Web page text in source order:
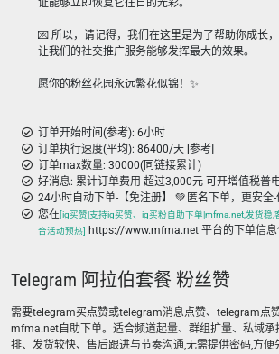
证能够立即恢复它往日的光彩。
💌 所以，请记得，我们在这里是为了帮助你成长
让我们的社交推广服务能够发挥最大的效果。
愿你的粉丝花园永远繁花似锦！✨
订单开始时间(参考): 6小时
订单执行速度(平均): 86400/天 [参考]
订单max数量: 30000(同链接累计)
好消息: 累计订单费用 超过3,000元 可开增值税普
24小时自动下单-【免注册】 💚 匿名下单，更安全-
您在[ig买赞|支持ig买赞、ig买粉自助下单|mfma.net,发货稳,
合活动预热]
https://www.mfma.net 平台的下单信息
Telegram 阿拉伯套餐 粉丝赞
需要telegram买点赞或telegram消息点赞、telegram点
mfma.net自助下单。适合频道起量、群组扩量、私域承
排、发货较快、售后跟进与节奏沟通,无需提供密码,方便